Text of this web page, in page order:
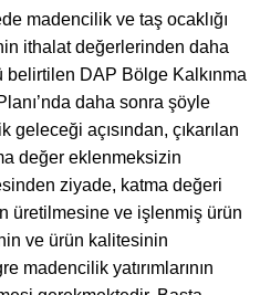
madencilik ve taş ocaklığı
ithalat değerlerinden daha
DAP Bölge Kalkınma
daha sonra şöyle
açısından, çıkarılan
değer eklenmeksizin
ziyade, katma değeri
üretilmesine ve işlenmiş ürün
ve ürün kalitesinin
madencilik yatırımlarının